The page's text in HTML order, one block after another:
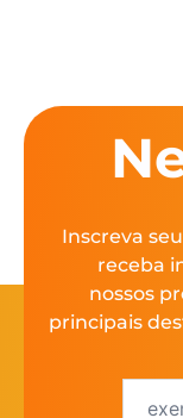
Inscreva
receba
nossos
principais